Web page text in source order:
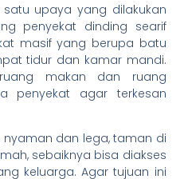
upaya yang dilakukan
penyekat dinding searif
masif yang berupa batu
tidur dan kamar mandi.
makan dan ruang
penyekat agar terkesan
nyaman dan lega, taman di
sebaiknya bisa diakses
keluarga. Agar tujuan ini